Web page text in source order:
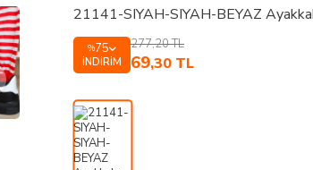
21141-SIYAH-SIYAH-BEYAZ
%75
İNDIRIM
277,20TL
69,30 TL